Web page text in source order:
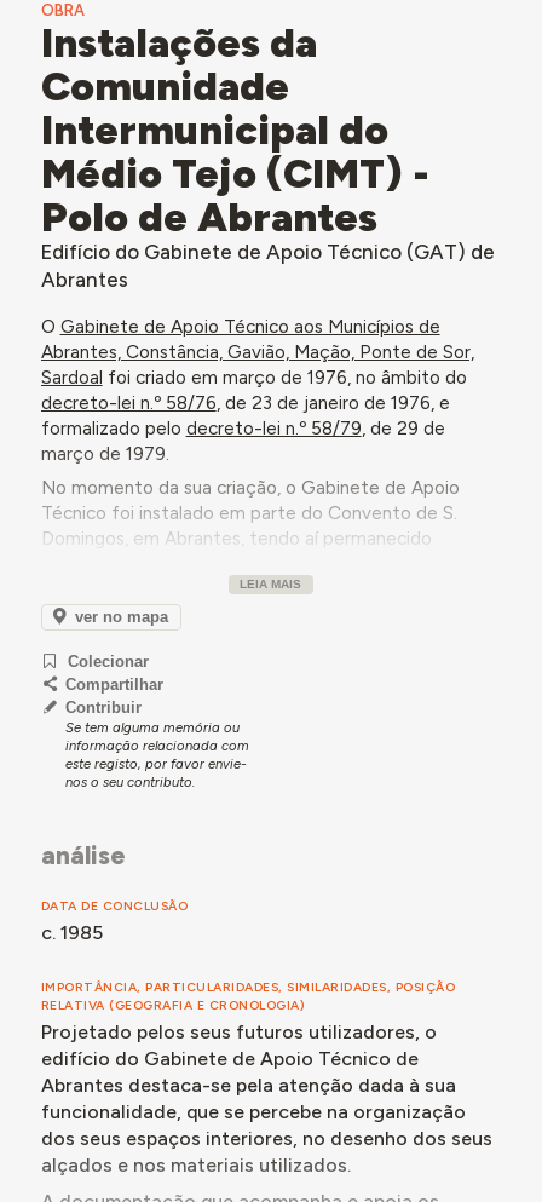
OBRA
Instalações da
Comunidade
Intermunicipal do
Médio Tejo (CIMT) -
Polo de Abrantes
Edifício do Gabinete de Apoio Técnico (GAT) de
Abrantes
O Gabinete de Apoio Técnico aos Municípios de
Abrantes, Constância, Gavião, Mação, Ponte de Sor,
Sardoal foi criado em março de 1976, no âmbito do
decreto-lei n.º 58/76, de 23 de janeiro de 1976, e
formalizado pelo decreto-lei n.º 58/79, de 29 de
março de 1979.
No momento da sua criação, o Gabinete de Apoio
Técnico foi instalado em parte do Convento de S.
Domingos, em Abrantes, tendo aí permanecido
Municipal de Abrantes desenvolveu um projeto de
reconversão do edifício para fins socioculturais, tendo
para a construção de novas instalações. No mesmo
ano, o próprio Gabinete de Apoio Técnico elaborou o
projeto para um edifício, a construir de raiz, na
chamada Encosta da Barata.
Em janeiro de 1981, a Câmara Municipal solicitava já ao
concluído - embora se desconheça se estaria pronto
da segunda fase de trabalhos da sua construção de
novembro de 1983.
Para mais detalhes, consultar a secção Momentos-
chave, abaixo.
LEIA MAIS
ver no mapa
Colecionar
Compartilhar
Contribuir
Se tem alguma memória ou
informação relacionada com
este registo, por favor envie-
nos o seu contributo.
análise
DATA DE CONCLUSÃO
c. 1985
IMPORTÂNCIA, PARTICULARIDADES, SIMILARIDADES, POSIÇÃO
RELATIVA (GEOGRAFIA E CRONOLOGIA)
Projetado pelos seus futuros utilizadores, o
edifício do Gabinete de Apoio Técnico de
Abrantes destaca-se pela atenção dada à sua
funcionalidade, que se percebe na organização
dos seus espaços interiores, no desenho dos seus
alçados e nos materiais utilizados.